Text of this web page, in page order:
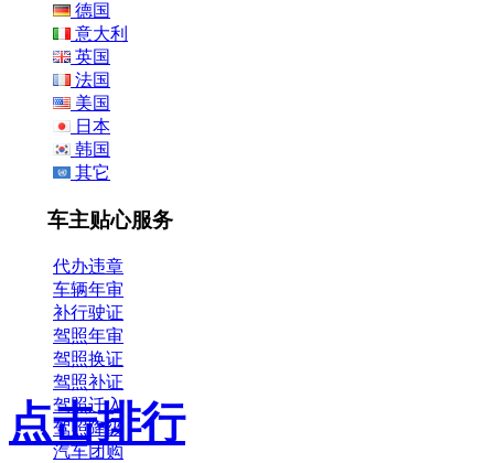
德国
意大利
英国
法国
美国
日本
韩国
其它
车主贴心服务
代办违章
车辆年审
补行驶证
驾照年审
驾照换证
驾照补证
驾照迁入
驾照降级
汽车团购
点击排行